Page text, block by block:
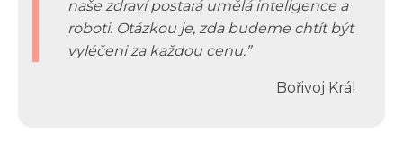
naše zdraví postará umělá inteligence a
roboti. Otázkou je, zda budeme chtít být
vyléčeni za každou cenu.
Bořivoj Král